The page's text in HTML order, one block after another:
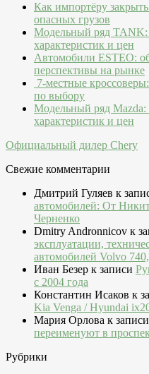
Как импортёру
опасных грузов
Модельный ряд TANK:
характеристик и цен
Автомобили ESTEO:
перспективы на рынке
7-местные
по выбору
Модельный ряд Mazda:
характеристик и цен
Официальный дилер Chery
Свежие комментарии
Дмитрий Гуляев к
автомобилей: От
Черненко
Dmitry Andronnicov к
эксплуатации,
автомобилей Volvo
Иван Безер к записи
c 2004 года
Константин Исаков к
Kia Venga / Hyundai
Мария Орлова к записи
переименуют в
Рубрики